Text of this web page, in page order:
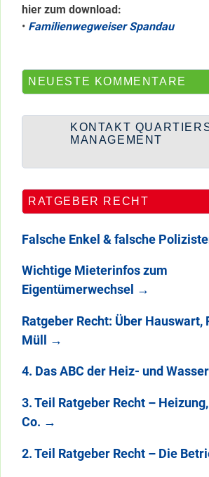
hier zum download:
• Familienwegweiser Spandau
NEUESTE KOMMENTARE
KONTAKT
MANAGEMENT
RATGEBER RECHT
Falsche Enkel & falsche
Wichtige Mieterinfos zum
Eigentümerwechsel →
Ratgeber Recht: Über Hauswart,
Müll →
4. Das ABC der Heiz- und
3. Teil Ratgeber Recht –
Co. →
2. Teil Ratgeber Recht – Die